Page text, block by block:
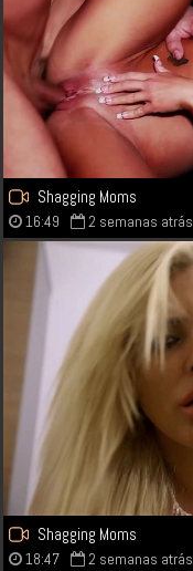
Shagging Moms
16:49 2 semanas atrás
Shagging Moms
18:47 2 semanas atrás